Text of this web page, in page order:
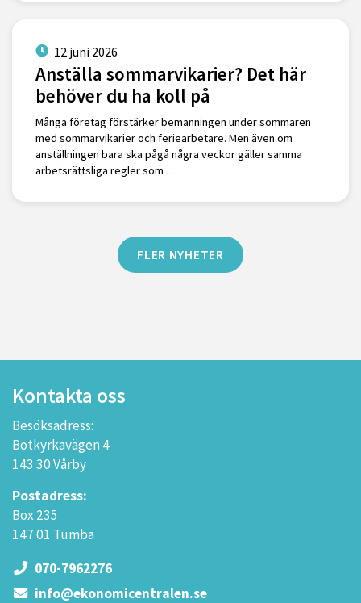
12 juni 2026
Anställa sommarvikarier? Det här
behöver du ha koll på
Många företag förstärker bemanningen under sommaren
med sommarvikarier och feriearbetare. Men även om
anställningen bara ska pågå några veckor gäller samma
arbetsrättsliga regler som …
FLER NYHETER
Kontakta oss
Besöksadress:
Botkyrkavägen 4
143 30 Vårby
Postadress:
Box 235
147 01 Tumba
070-7962276
info@ekonomicentralen.se